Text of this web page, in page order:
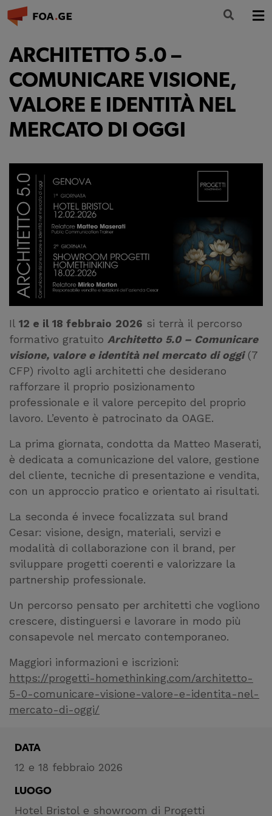
LA FONDAZIONE
FORMAZIONE
CULTURA
PARTECIPA
INFO E CONTATTI
ARCHITETTO 5.0 –
COMUNICARE VISIONE,
VALORE E IDENTITÀ NEL
MERCATO DI OGGI
Il 12 e il 18 febbraio 2026 si terrà il percorso
formativo gratuito Architetto 5.0 – Comunicare
visione, valore e identità nel mercato di oggi(7
CFP) rivolto agli architetti che desiderano
rafforzare il proprio posizionamento
professionale e il valore percepito del proprio
lavoro. L’evento è patrocinato da OAGE.
La prima giornata, condotta da Matteo Maserati,
è dedicata a comunicazione del valore, gestione
del cliente, tecniche di presentazione e vendita,
con un approccio pratico e orientato ai risultati.
La seconda é invece focalizzata sul brand
Cesar: visione, design, materiali, servizi e
modalità di collaborazione con il brand, per
sviluppare progetti coerenti e valorizzare la
partnership professionale.
Un percorso pensato per architetti che vogliono
crescere, distinguersi e lavorare in modo più
consapevole nel mercato contemporaneo.
Maggiori informazioni e iscrizioni:
https://progetti-homethinking.com/architetto-
5-0-comunicare-visione-valore-e-identita-nel-
mercato-di-oggi/
DATA
12 e 18 febbraio 2026
LUOGO
Hotel Bristol e showroom di Progetti